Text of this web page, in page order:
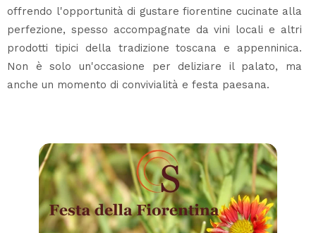
offrendo l'opportunità di gustare fiorentine cucinate alla
perfezione, spesso accompagnate da vini locali e altri
prodotti tipici della tradizione toscana e appenninica.
Non è solo un'occasione per deliziare il palato, ma
anche un momento di convivialità e festa paesana.